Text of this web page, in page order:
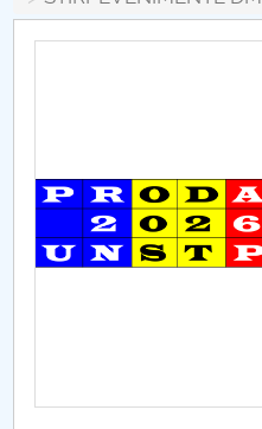
Români de pretutindeni -
Senate
Ghiduri pentru STUDENȚI